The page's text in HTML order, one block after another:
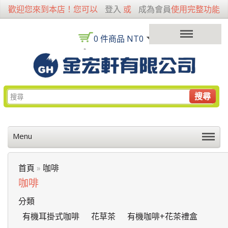
歡迎您來到本店！您可以 登入 或 成為會員使用完整功能
0 件商品 NT0
搜尋
Menu
首頁 » 咖啡
咖啡
分類
有機耳掛式咖啡
花草茶 有機咖啡+花茶禮盒